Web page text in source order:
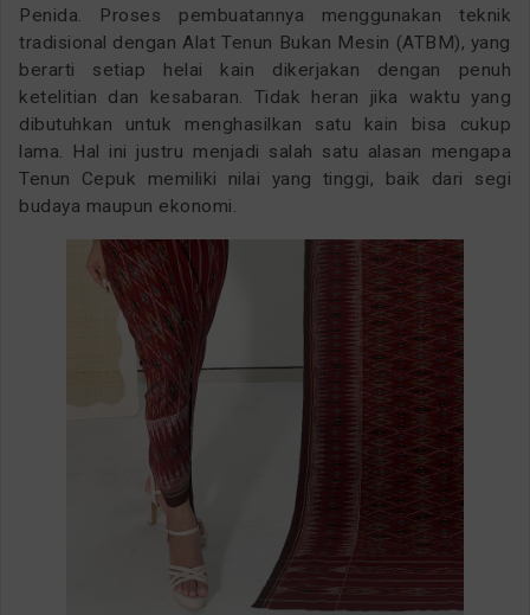
Penida. Proses pembuatannya menggunakan teknik
tradisional dengan Alat Tenun Bukan Mesin (ATBM), yang
berarti setiap helai kain dikerjakan dengan penuh
ketelitian dan kesabaran. Tidak heran jika waktu yang
dibutuhkan untuk menghasilkan satu kain bisa cukup
lama. Hal ini justru menjadi salah satu alasan mengapa
Tenun Cepuk memiliki nilai yang tinggi, baik dari segi
budaya maupun ekonomi.